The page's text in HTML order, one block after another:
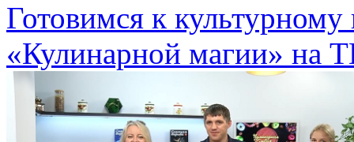
Готовимся к
«Кулинарной магии» на